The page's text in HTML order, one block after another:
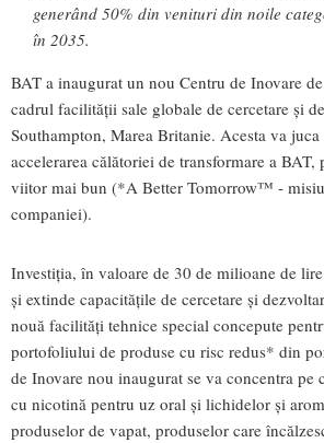
generând 50% din venituri din noile
în 2035.
BAT a inaugurat un nou Centru de Inovare
cadrul facilității sale globale de cercetare și
Southampton, Marea Britanie. Acesta va
accelerarea călătoriei de transformare a
viitor mai bun (*A Better Tomorrow™ -
companiei).
Investiția, în valoare de 30 de milioane de
și extinde capacitățile de cercetare și
nouă facilități tehnice special concepute
portofoliului de produse cu risc redus* din
de Inovare nou inaugurat se va concentra pe
cu nicotină pentru uz oral și lichidelor și
produselor de vapat, produselor care